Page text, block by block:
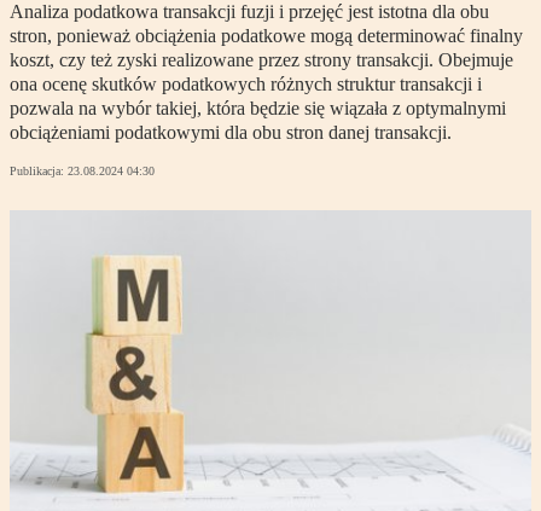
Analiza podatkowa transakcji fuzji i przejęć jest istotna dla obu
stron, ponieważ obciążenia podatkowe mogą determinować finalny
koszt, czy też zyski realizowane przez strony transakcji. Obejmuje
ona ocenę skutków podatkowych różnych struktur transakcji i
pozwala na wybór takiej, która będzie się wiązała z optymalnymi
obciążeniami podatkowymi dla obu stron danej transakcji.
Publikacja: 23.08.2024 04:30